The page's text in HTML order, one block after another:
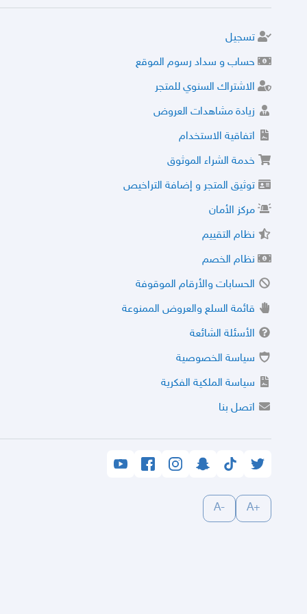
تسجيل
حساب و سداد رسوم الموقع
الاشتراك السنوي للمتجر
زيادة مشاهدات العروض
اتفاقية الاستخدام
خدمة الشراء الموثوق
توثيق المتجر و إضافة التراخيص
مركز الأمان
نظام التقييم
نظام الخصم
الحسابات والأرقام الموقوفة
قائمة السلع والعروض الممنوعة
الأسئلة الشائعة
سياسة الخصوصية
سياسة الملكية الفكرية
اتصل بنا
+A
-A